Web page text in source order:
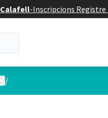
-Inscripcions Registre
d'usuari
/